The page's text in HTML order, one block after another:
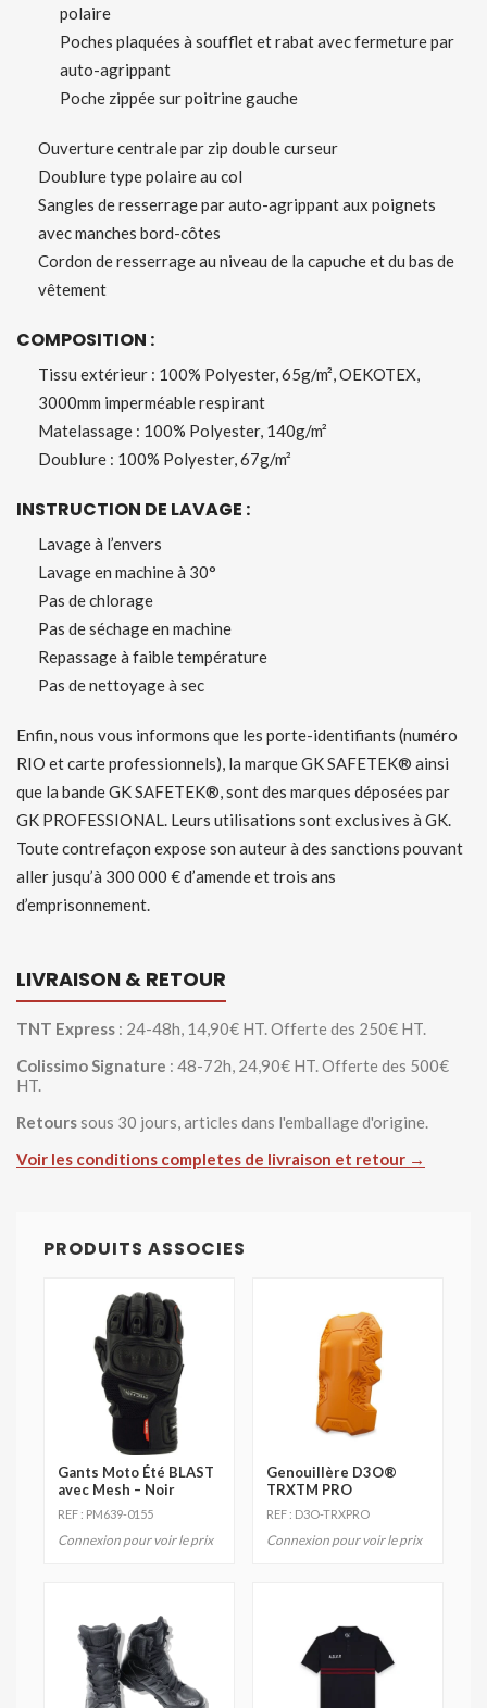
polaire
Poches plaquées à soufflet et rabat avec fermeture par
auto-agrippant
Poche zippée sur poitrine gauche
Ouverture centrale par zip double curseur
Doublure type polaire au col
Sangles de resserrage par auto-agrippant aux poignets
avec manches bord-côtes
Cordon de resserrage au niveau de la capuche et du bas de
vêtement
COMPOSITION :
Tissu extérieur : 100% Polyester, 65g/m², OEKOTEX,
3000mm imperméable respirant
Matelassage : 100% Polyester, 140g/m²
Doublure : 100% Polyester, 67g/m²
INSTRUCTION DE LAVAGE :
Lavage à l’envers
Lavage en machine à 30°
Pas de chlorage
Pas de séchage en machine
Repassage à faible température
Pas de nettoyage à sec
Enfin, nous vous informons que les porte-identifiants (numéro
RIO et carte professionnels), la marque GK SAFETEK® ainsi
que la bande GK SAFETEK®, sont des marques déposées par
GK PROFESSIONAL. Leurs utilisations sont exclusives à GK.
Toute contrefaçon expose son auteur à des sanctions pouvant
aller jusqu’à 300 000 € d’amende et trois ans
d’emprisonnement.
LIVRAISON & RETOUR
TNT Express : 24-48h, 14,90€ HT. Offerte des 250€ HT.
Colissimo Signature : 48-72h, 24,90€ HT. Offerte des 500€
HT.
Retourssous 30 jours, articles dans l'emballage d'origine.
Voir les conditions completes de livraison et retour →
PRODUITS ASSOCIES
Gants Moto Été BLAST
avec Mesh – Noir
REF : PM639-0155
Connexion pour voir le prix
Genouillère D3O®
TRXTM PRO
REF : D3O-TRXPRO
Connexion pour voir le prix